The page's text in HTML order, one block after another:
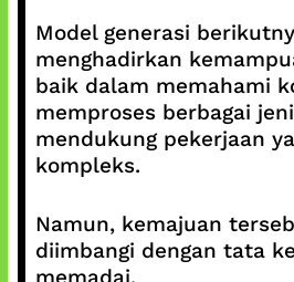
Model generasi
menghadirkan
baik dalam memahami
memproses berbagai
mendukung pekerjaan
kompleks.
Namun, kemajuan
diimbangi dengan tata
memadai.